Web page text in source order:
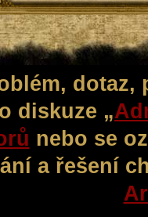
diskuze „
nebo se
a řešení